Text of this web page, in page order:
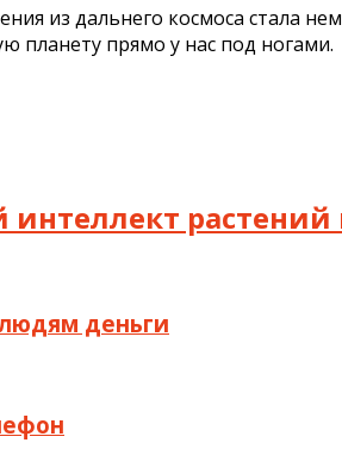
из дальнего космоса стала
планету прямо у нас под ногами.
растений
деньги